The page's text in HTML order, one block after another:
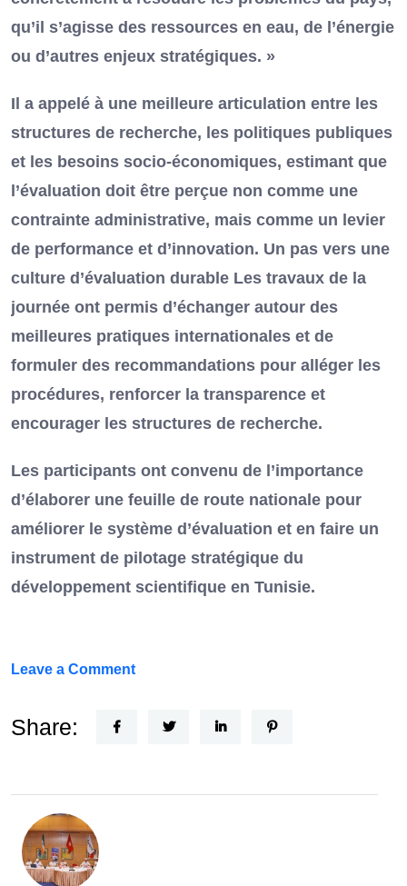
qu’il s’agisse des ressources en eau, de l’énergie
ou d’autres enjeux stratégiques. »
Il a appelé à une meilleure articulation entre les
structures de recherche, les politiques publiques
et les besoins socio-économiques, estimant que
l’évaluation doit être perçue non comme une
contrainte administrative, mais comme un levier
de performance et d’innovation. Un pas vers une
culture d’évaluation durable Les travaux de la
journée ont permis d’échanger autour des
meilleures pratiques internationales et de
formuler des recommandations pour alléger les
procédures, renforcer la transparence et
encourager les structures de recherche.
Les participants ont convenu de l’importance
d’élaborer une feuille de route nationale pour
améliorer le système d’évaluation et en faire un
instrument de pilotage stratégique du
développement scientifique en Tunisie.
Leave a Commenton
Horizon
la
Share: